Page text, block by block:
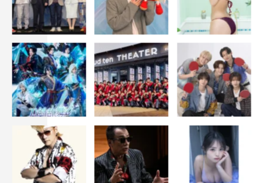
書誌情報
「嬉野ゆみ1st写真集 うれしのちゃん」
2021年11月17日（水）発売